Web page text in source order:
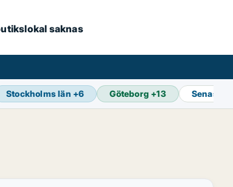
saknas
Stockholms län +6 Göteborg +13 Senaste